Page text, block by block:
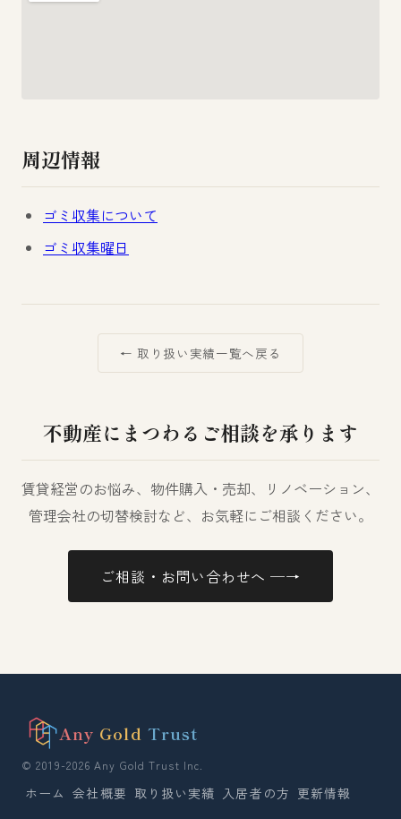
周辺情報
ゴミ収集について
ゴミ収集曜日
← 取り扱い実績一覧へ戻る
不動産にまつわるご相談を承ります
賃貸経営のお悩み、物件購入・売却、リノベーション、
管理会社の切替検討など、お気軽にご相談ください。
ご相談・お問い合わせへ ─→
Any Gold Trust
© 2019-2026 Any Gold Trust Inc.
ホーム 会社概要 取り扱い実績 入居者の方 更新情報